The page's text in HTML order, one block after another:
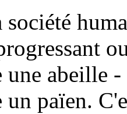
une abeille
un païen.